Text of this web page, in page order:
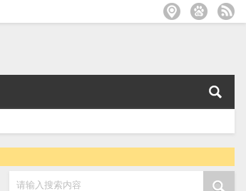
请输入搜索内容